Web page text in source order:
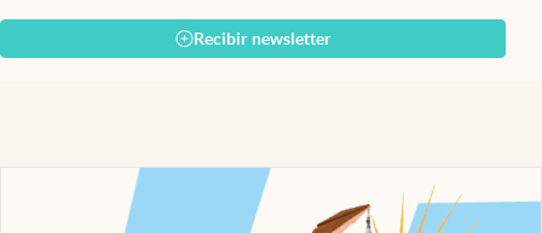
Recibir newsletter